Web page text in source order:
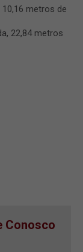
metros de
22,84 metros
Conosco